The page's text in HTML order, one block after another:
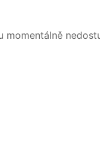
momentálně